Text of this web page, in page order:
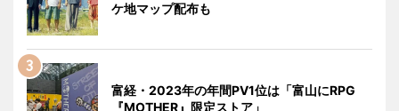
ケ地マップ配布も
富経・2023年の年間PV1位は「富山にRPG
『MOTHER』限定ストア」